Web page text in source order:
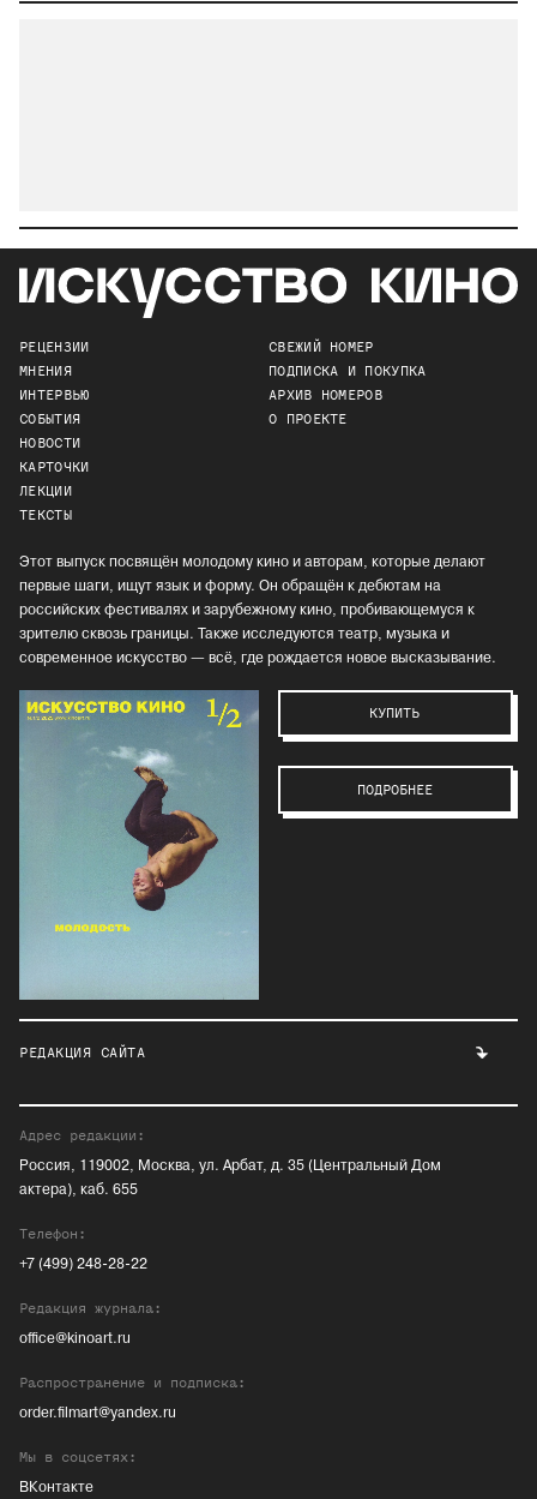
РЕЦЕНЗИИ
МНЕНИЯ
ИНТЕРВЬЮ
СОБЫТИЯ
НОВОСТИ
КАРТОЧКИ
ЛЕКЦИИ
ТЕКСТЫ
СВЕЖИЙ НОМЕР
ПОДПИСКА И ПОКУПКА
АРХИВ НОМЕРОВ
О ПРОЕКТЕ
Этот выпуск посвящён молодому кино и авторам, которые делают
первые шаги, ищут язык и форму. Он обращён к дебютам на
российских фестивалях и зарубежному кино, пробивающемуся к
зрителю сквозь границы. Также исследуются театр, музыка и
современное искусство — всё, где рождается новое высказывание.
КУПИТЬ
ПОДРОБНЕЕ
РЕДАКЦИЯ САЙТА
Адрес редакции:
Россия, 119002, Москва, ул. Арбат, д. 35 (Центральный Дом
актера), каб. 655
Телефон:
+7 (499) 248-28-22
Редакция журнала:
office@kinoart.ru
Распространение и подписка:
order.filmart@yandex.ru
Мы в соцсетях:
ВКонтакте